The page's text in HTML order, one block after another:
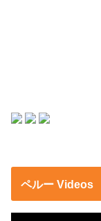
ペルー Videos